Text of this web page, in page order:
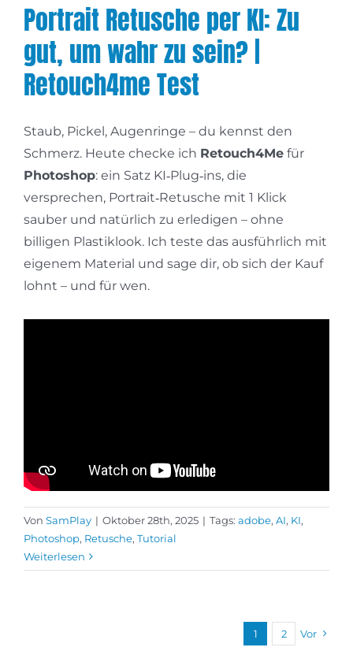
Portrait Retusche per KI: Zu
gut, um wahr zu sein? |
Retouch4me Test
Staub, Pickel, Augenringe – du kennst den
Schmerz. Heute checke ich Retouch4Mefür
Photoshop: ein Satz KI‑Plug‑ins, die
versprechen, Portrait‑Retusche mit 1 Klick
sauber und natürlich zu erledigen – ohne
billigen Plastiklook. Ich teste das ausführlich mit
eigenem Material und sage dir, ob sich der Kauf
lohnt – und für wen.
Von SamPlay | Oktober 28th, 2025 | Tags: adobe, AI, KI,
Photoshop, Retusche, Tutorial
Weiterlesen
1 2 Vor